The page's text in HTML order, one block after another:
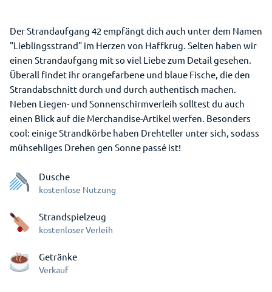
Der Strandaufgang 42 empfängt dich auch unter dem Namen
"Lieblingsstrand" im Herzen von Haffkrug. Selten haben wir
einen Strandaufgang mit so viel Liebe zum Detail gesehen.
Überall findet ihr orangefarbene und blaue Fische, die den
Strandabschnitt durch und durch authentisch machen.
Neben Liegen- und Sonnenschirmverleih solltest du auch
einen Blick auf die Merchandise-Artikel werfen. Besonders
cool: einige Strandkörbe haben Drehteller unter sich, sodass
mühsehliges Drehen gen Sonne passé ist!
Dusche
kostenlose Nutzung
Strandspielzeug
kostenloser Verleih
Getränke
Verkauf